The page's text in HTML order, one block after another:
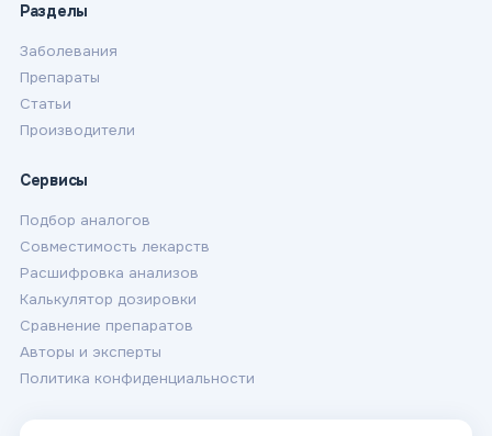
Разделы
Заболевания
Препараты
Статьи
Производители
Сервисы
Подбор аналогов
Совместимость лекарств
Расшифровка анализов
Калькулятор дозировки
Сравнение препаратов
Авторы и эксперты
Политика конфиденциальности